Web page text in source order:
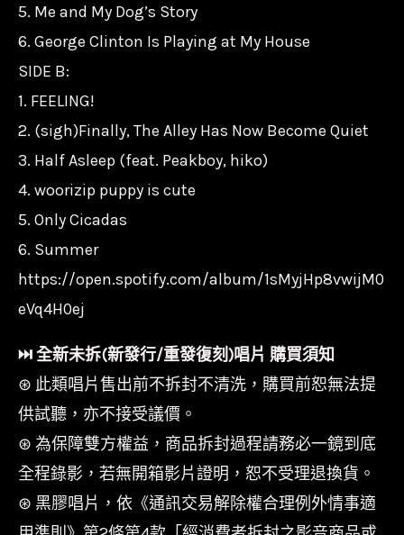
5. Me and My Dog’s Story
6. George Clinton Is Playing at My House
SIDE B:
1. FEELING!
2. (sigh)Finally, The Alley Has Now Become Quiet
3. Half Asleep (feat. Peakboy, hiko)
4. woorizip puppy is cute
5. Only Cicadas
6. Summer
https://open.spotify.com/album/1sMyjHp8vwijM0
eVq4H0ej
⏭︎ 全新未拆(新發行/重發復刻)唱片 購買須知
⊛ 此類唱片售出前不拆封不清洗，購買前恕無法提
供試聽，亦不接受議價。
⊛ 為保障雙方權益，商品拆封過程請務必一鏡到底
全程錄影，若無開箱影片證明，恕不受理退換貨。
⊛ 黑膠唱片，依《通訊交易解除權合理例外情事適